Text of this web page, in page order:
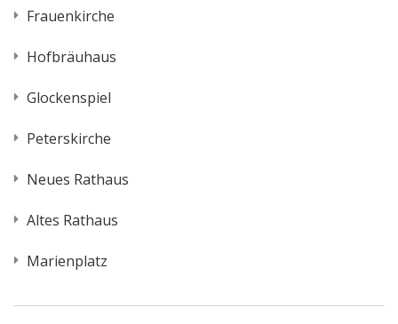
Frauenkirche
Hofbräuhaus
Glockenspiel
Peterskirche
Neues Rathaus
Altes Rathaus
Marienplatz